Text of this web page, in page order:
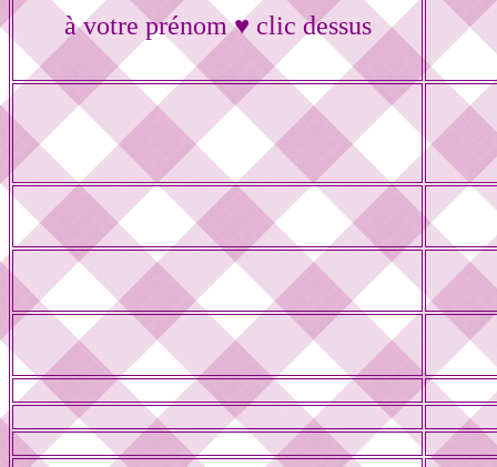
à votre prénom ♥ clic dessus